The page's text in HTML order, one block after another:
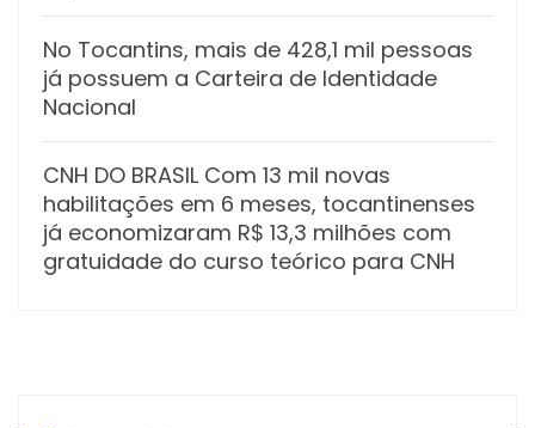
No Tocantins, mais de 428,1 mil pessoas
já possuem a Carteira de Identidade
Nacional
CNH DO BRASIL Com 13 mil novas
habilitações em 6 meses, tocantinenses
já economizaram R$ 13,3 milhões com
gratuidade do curso teórico para CNH